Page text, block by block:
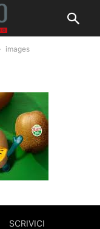
images
SCRIVICI